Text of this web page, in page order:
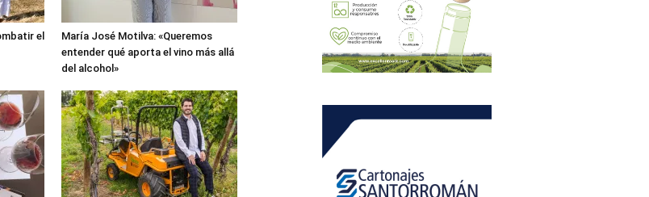
el
María José Motilva: «Queremos
entender qué aporta el vino más allá
del alcohol»